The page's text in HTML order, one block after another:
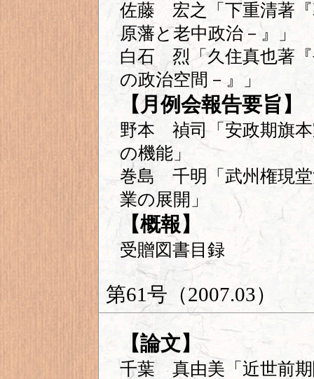
佐藤 宏之「下重清著『
原藩と老中政治－』」
白石 烈「久住真也著『
の政治空間－』」
【月例会報告要旨】
野本 禎司「安政期旗本
の機能」
巻島 千明「武州権現
業の展開」
【概報】
受贈図書目録
第61号（2007.03）
【論文】
千葉 真由美「近世前